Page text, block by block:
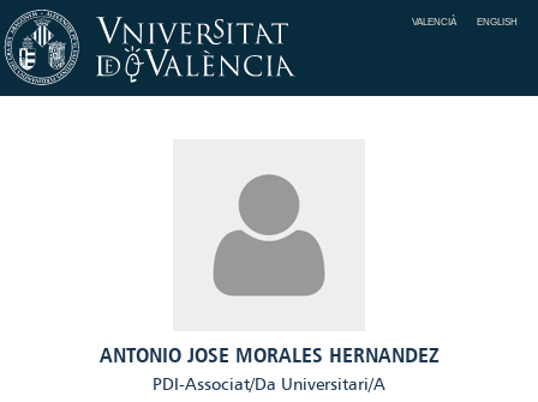
VALENCIÀ ENGLISH
ANTONIO JOSE MORALES HERNANDEZ
PDI-Associat/Da Universitari/A